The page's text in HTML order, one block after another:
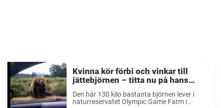
Kvinna kör förbi och vinkar till
jättebjörnen – titta nu på hans
Den här 130 kilo bastanta björnen lever i
naturreservatet Olympic Game Farm i